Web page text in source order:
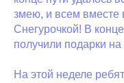
змею, и всем вместе
Снегурочкой! В
получили подарки
На этой неделе